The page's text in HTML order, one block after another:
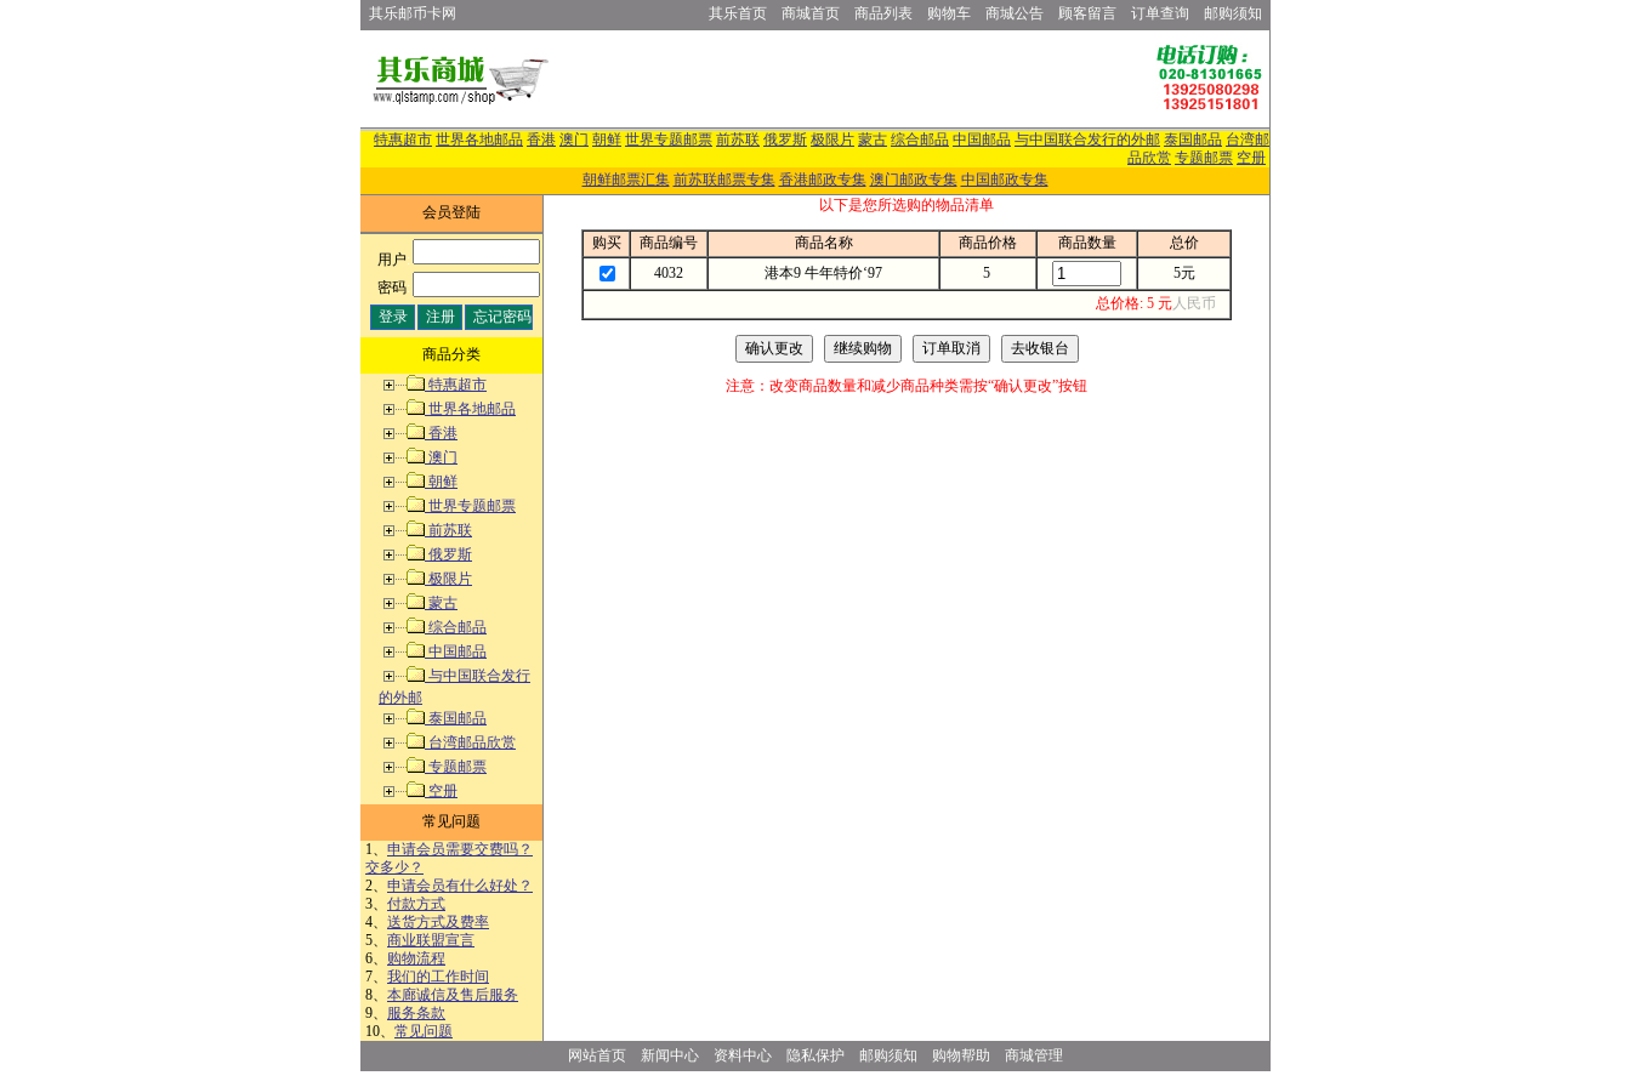
其乐邮币卡网 其乐首页 商城首页 商品列表 购物车 商城公告 顾客留言 订单查询 邮购须知
特惠超市 世界各地邮品 香港 澳门 朝鲜 世界专题邮票 前苏联 俄罗斯 极限片 蒙古 综合邮品 中国邮品 与中国联合发行的外邮 泰国邮品 台湾邮
品欣赏 专题邮票 空册
朝鲜邮票汇集 前苏联邮票专集 香港邮政专集 澳门邮政专集 中国邮政专集
会员登陆
用户:
密码:
商品分类
特惠超市
世界各地邮品
香港
澳门
朝鲜
世界专题邮票
前苏联
俄罗斯
极限片
蒙古
综合邮品
中国邮品
与中国联合发行
的外邮
泰国邮品
台湾邮品欣赏
专题邮票
空册
常见问题
1、 申请会员需要交费吗？
交多少？
2、 申请会员有什么好处？
3、 付款方式
4、 送货方式及费率
5、 商业联盟宣言
6、 购物流程
7、 我们的工作时间
8、 本廊诚信及售后服务
9、 服务条款
10、 常见问题
以下是您所选购的物品清单
购买 商品编号 商品名称 商品价格 商品数量
总价
4032
港本9 牛年特价‘97 5
5元
总价格: 5 元人民币
注意：改变商品数量和减少商品种类需按“确认更改”按钮
网站首页 新闻中心 资料中心 隐私保护 邮购须知 购物帮助 商城管理